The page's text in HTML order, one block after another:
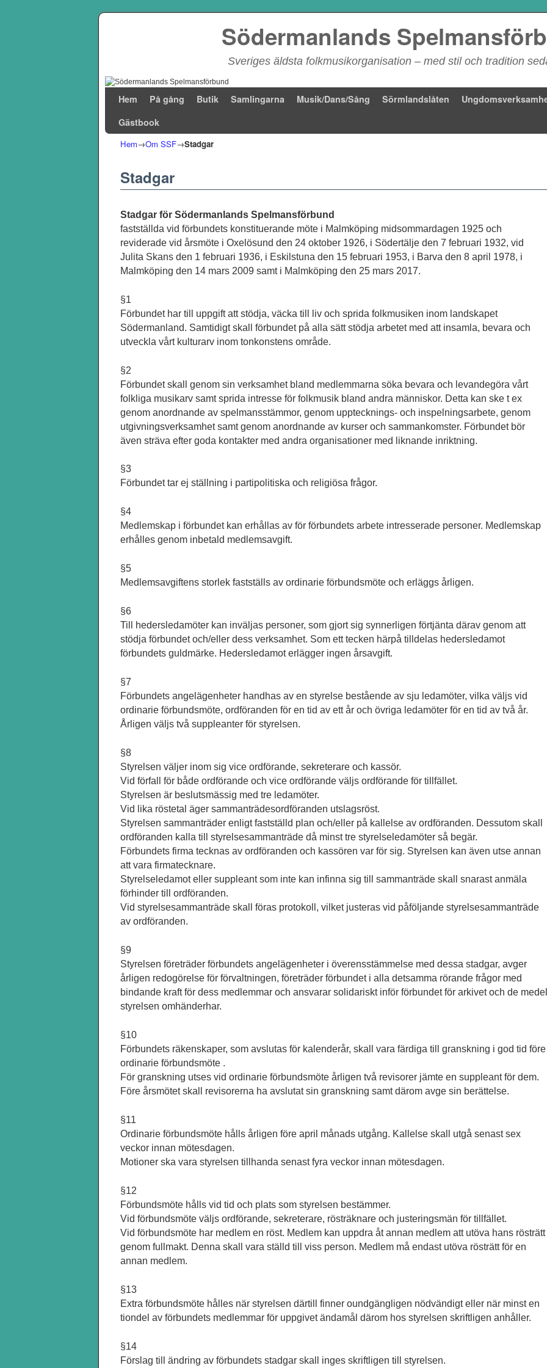
Södermanlands
Sveriges äldsta folkmusikorganisation – med stil och tradition
Hem På gång Butik Samlingarna Musik/Dans/Sång Sörmlandslåten
Gästbook
Hem→Om SSF→Stadgar
Stadgar
Stadgar för Södermanlands Spelmansförbund
fastställda vid förbundets konstituerande möte i Malmköping midsommardagen 1925 och
reviderade vid årsmöte i Oxelösund den 24 oktober 1926, i Södertälje den 7 februari 1932, vid
Julita Skans den 1 februari 1936, i Eskilstuna den 15 februari 1953, i Barva den 8 april 1978, i
Malmköping den 14 mars 2009 samt i Malmköping den 25 mars 2017.
§1
Förbundet har till uppgift att stödja, väcka till liv och sprida folkmusiken inom landskapet
Södermanland. Samtidigt skall förbundet på alla sätt stödja arbetet med att insamla, bevara och
utveckla vårt kulturarv inom tonkonstens område.
§2
Förbundet skall genom sin verksamhet bland medlemmarna söka bevara och levandegöra vårt
folkliga musikarv samt sprida intresse för folkmusik bland andra människor. Detta kan ske t ex
genom anordnande av spelmansstämmor, genom upptecknings- och inspelningsarbete, genom
utgivningsverksamhet samt genom anordnande av kurser och sammankomster. Förbundet bör
även sträva efter goda kontakter med andra organisationer med liknande inriktning.
§3
Förbundet tar ej ställning i partipolitiska och religiösa frågor.
§4
Medlemskap i förbundet kan erhållas av för förbundets arbete intresserade personer. Medlemskap
erhålles genom inbetald medlemsavgift.
§5
Medlemsavgiftens storlek fastställs av ordinarie förbundsmöte och erläggs årligen.
§6
Till hedersledamöter kan inväljas personer, som gjort sig synnerligen förtjänta därav genom att
stödja förbundet och/eller dess verksamhet. Som ett tecken härpå tilldelas hedersledamot
förbundets guldmärke. Hedersledamot erlägger ingen årsavgift.
§7
Förbundets angelägenheter handhas av en styrelse bestående av sju ledamöter, vilka väljs vid
ordinarie förbundsmöte, ordföranden för en tid av ett år och övriga ledamöter för en tid av två år.
Årligen väljs två suppleanter för styrelsen.
§8
Styrelsen väljer inom sig vice ordförande, sekreterare och kassör.
Vid förfall för både ordförande och vice ordförande väljs ordförande för tillfället.
Styrelsen är beslutsmässig med tre ledamöter.
Vid lika röstetal äger sammanträdesordföranden utslagsröst.
Styrelsen sammanträder enligt fastställd plan och/eller på kallelse av ordföranden. Dessutom skall
ordföranden kalla till styrelsesammanträde då minst tre styrelseledamöter så begär.
Förbundets firma tecknas av ordföranden och kassören var för sig. Styrelsen kan även utse annan
att vara firmatecknare.
Styrelseledamot eller suppleant som inte kan infinna sig till sammanträde skall snarast anmäla
förhinder till ordföranden.
Vid styrelsesammanträde skall föras protokoll, vilket justeras vid påföljande styrelsesammanträde
av ordföranden.
§9
Styrelsen företräder förbundets angelägenheter i överensstämmelse med dessa stadgar, avger
årligen redogörelse för förvaltningen, företräder förbundet i alla detsamma rörande frågor med
bindande kraft för dess medlemmar och ansvarar solidariskt inför förbundet för arkivet och de medel
styrelsen omhänderhar.
§10
Förbundets räkenskaper, som avslutas för kalenderår, skall vara färdiga till granskning i god tid före
ordinarie förbundsmöte .
För granskning utses vid ordinarie förbundsmöte årligen två revisorer jämte en suppleant för dem.
Före årsmötet skall revisorerna ha avslutat sin granskning samt därom avge sin berättelse.
§11
Ordinarie förbundsmöte hålls årligen före april månads utgång. Kallelse skall utgå senast sex
veckor innan mötesdagen.
Motioner ska vara styrelsen tillhanda senast fyra veckor innan mötesdagen.
§12
Förbundsmöte hålls vid tid och plats som styrelsen bestämmer.
Vid förbundsmöte väljs ordförande, sekreterare, rösträknare och justeringsmän för tillfället.
Vid förbundsmöte har medlem en röst. Medlem kan uppdra åt annan medlem att utöva hans rösträtt
genom fullmakt. Denna skall vara ställd till viss person. Medlem må endast utöva rösträtt för en
annan medlem.
§13
Extra förbundsmöte hålles när styrelsen därtill finner oundgängligen nödvändigt eller när minst en
tiondel av förbundets medlemmar för uppgivet ändamål därom hos styrelsen skriftligen anhåller.
§14
Förslag till ändring av förbundets stadgar skall inges skriftligen till styrelsen.